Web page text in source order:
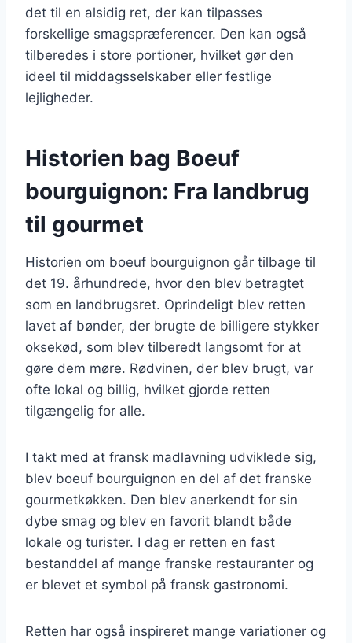
det til en alsidig ret, der kan tilpasses
forskellige smagspræferencer. Den kan også
tilberedes i store portioner, hvilket gør den
ideel til middagsselskaber eller festlige
lejligheder.
Historien bag Boeuf
bourguignon: Fra landbrug
til gourmet
Historien om boeuf bourguignon går tilbage til
det 19. århundrede, hvor den blev betragtet
som en landbrugsret. Oprindeligt blev retten
lavet af bønder, der brugte de billigere stykker
oksekød, som blev tilberedt langsomt for at
gøre dem møre. Rødvinen, der blev brugt, var
ofte lokal og billig, hvilket gjorde retten
tilgængelig for alle.
I takt med at fransk madlavning udviklede sig,
blev boeuf bourguignon en del af det franske
gourmetkøkken. Den blev anerkendt for sin
dybe smag og blev en favorit blandt både
lokale og turister. I dag er retten en fast
bestanddel af mange franske restauranter og
er blevet et symbol på fransk gastronomi.
Retten har også inspireret mange variationer og